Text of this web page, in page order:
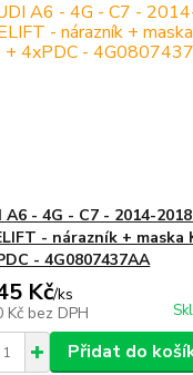
A6 - 4G - C7 - 2014-
- nárazník + maska
- 4G0807437AA
Kč/ks
Kč bez DPH
Přidat do